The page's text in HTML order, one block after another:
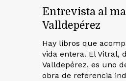
Entrevista al
Valldepérez
Hay libros que
vida entera. El Vitral,
Valldepérez, es uno
obra de referencia